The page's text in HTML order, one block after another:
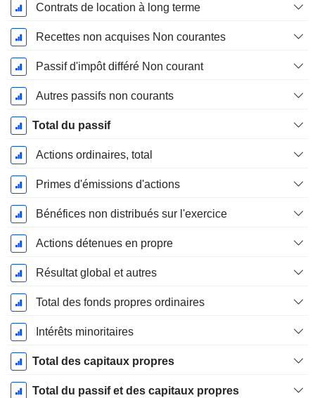
Contrats de location à long terme
Recettes non acquises Non courantes
Passif d'impôt différé Non courant
Autres passifs non courants
Total du passif
Actions ordinaires, total
Primes d'émissions d'actions
Bénéfices non distribués sur l'exercice
Actions détenues en propre
Résultat global et autres
Total des fonds propres ordinaires
Intérêts minoritaires
Total des capitaux propres
Total du passif et des capitaux propres